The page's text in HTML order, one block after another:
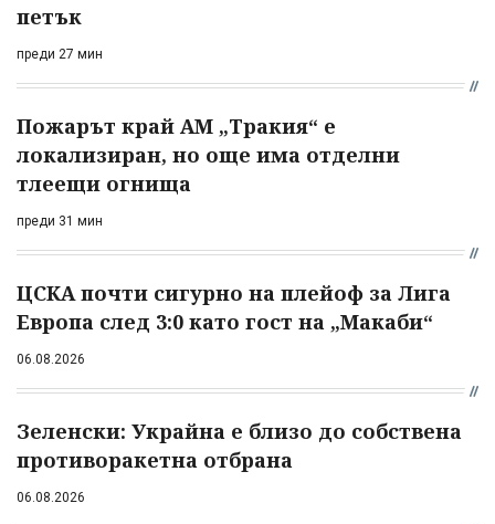
петък
преди 27 мин
Пожарът край АМ „Тракия“ е
локализиран, но още има отделни
тлеещи огнища
преди 31 мин
ЦСКА почти сигурно на плейоф за Лига
Европа след 3:0 като гост на „Макаби“
06.08.2026
Зеленски: Украйна е близо до собствена
противоракетна отбрана
06.08.2026